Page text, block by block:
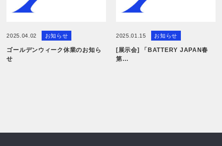
2025.04.02 お知らせ
ゴールデンウィーク休業のお知ら
せ
2025.01.15 お知らせ
[展示会] 「BATTERY JAPAN春
第…